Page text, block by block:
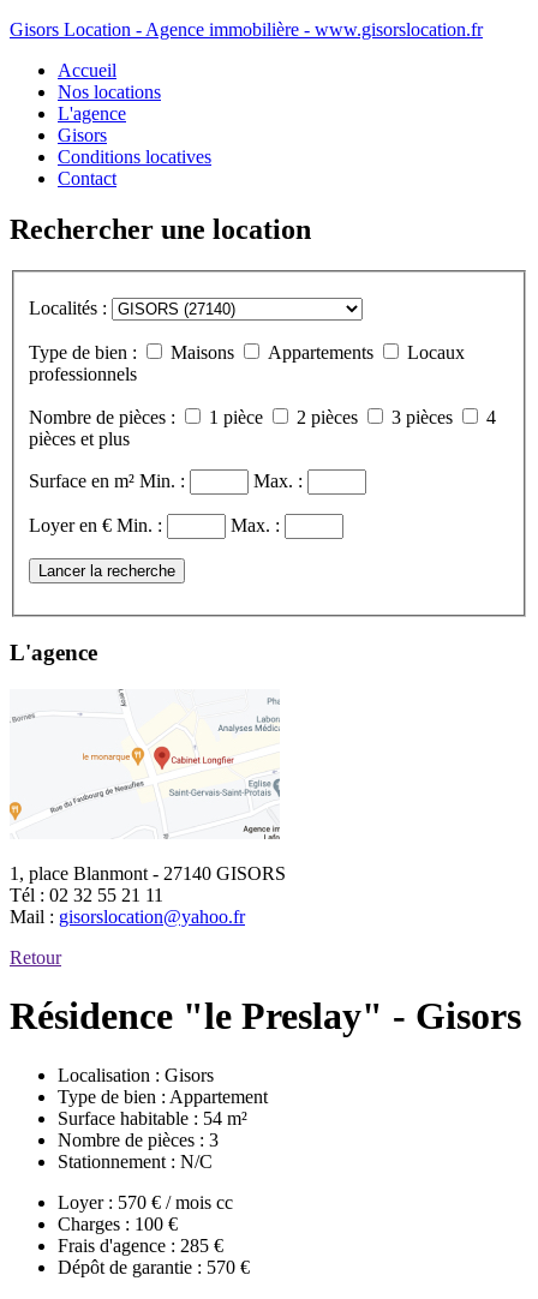
Gisors Location - Agence immobilière - www.gisorslocation.fr
Accueil
Nos locations
L'agence
Gisors
Conditions locatives
Contact
Rechercher une location
Localités :
Type de bien : Maisons Appartements
Locaux
professionnels
Nombre de pièces : 1 pièce 2 pièces 3 pièces
4
pièces et plus
Surface en m² Min. : Max. :
Loyer en € Min. : Max. :
Lancer la recherche
L'agence
1, place Blanmont - 27140 GISORS
Tél : 02 32 55 21 11
Mail : gisorslocation@yahoo.fr
Retour
Résidence "le Preslay" - Gisors
Localisation : Gisors
Type de bien : Appartement
Surface habitable : 54 m²
Nombre de pièces : 3
Stationnement : N/C
Loyer : 570 € / mois cc
Charges : 100 €
Frais d'agence : 285 €
Dépôt de garantie : 570 €